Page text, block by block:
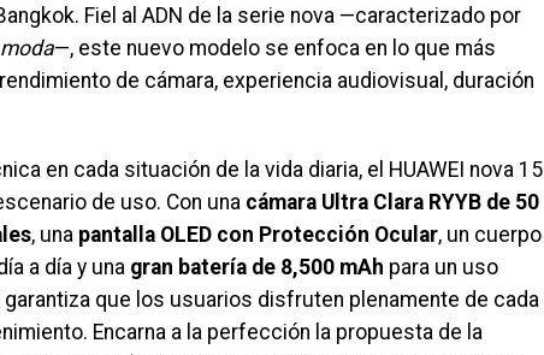
Fiel al ADN de la serie nova —caracterizado por
—, este nuevo modelo se enfoca en lo que más
de cámara, experiencia audiovisual, duración
en cada situación de la vida diaria, el HUAWEI nova 15
de uso. Con una cámara Ultra Clara RYYB de 50
, una pantalla OLED con Protección Ocular, un cuerpo
a día y una gran batería de 8,500 mAh para un uso
garantiza que los usuarios disfruten plenamente de cada
Encarna a la perfección la propuesta de la